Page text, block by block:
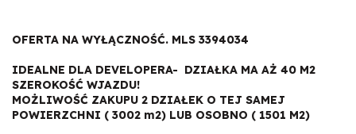
OFERTA NA WYŁĄCZNOŚĆ. MLS 3394034
IDEALNE DLA DEVELOPERA- DZIAŁKA MA AŻ 40 M2
SZEROKOŚĆ WJAZDU!
MOŻLIWOŚĆ ZAKUPU 2 DZIAŁEK O TEJ SAMEJ
POWIERZCHNI ( 3002 m2) LUB OSOBNO ( 1501 M2)